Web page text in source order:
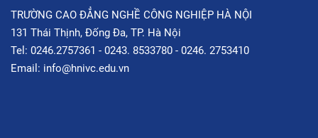
TRƯỜNG CAO ĐẲNG NGHỀ CÔNG NGHIỆP HÀ NỘI
131 Thái Thịnh, Đống Đa, TP. Hà Nội
Tel: 0246.2757361 - 0243. 8533780 - 0246. 2753410
Email: info@hnivc.edu.vn